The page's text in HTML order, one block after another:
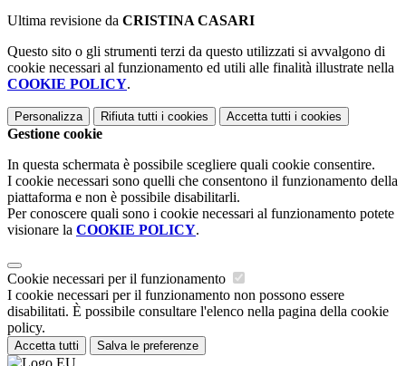
Ultima revisione da CRISTINA CASARI
Questo sito o gli strumenti terzi da questo utilizzati si avvalgono di
cookie necessari al funzionamento ed utili alle finalità illustrate nella
COOKIE POLICY.
Personalizza Rifiuta tutti i cookies Accetta tutti i cookies
Gestione cookie
In questa schermata è possibile scegliere quali cookie consentire.
I cookie necessari sono quelli che consentono il funzionamento della
piattaforma e non è possibile disabilitarli.
Per conoscere quali sono i cookie necessari al funzionamento potete
visionare la COOKIE POLICY.
Cookie necessari per il funzionamento
I cookie necessari per il funzionamento non possono essere
disabilitati. È possibile consultare l'elenco nella pagina della cookie
policy.
Accetta tutti Salva le preferenze